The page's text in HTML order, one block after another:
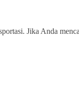
Jika Anda